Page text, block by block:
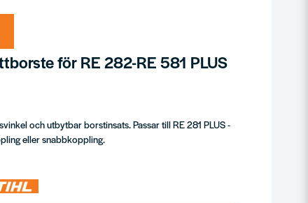
för RE 282-RE 581 PLUS
och utbytbar borstinsats. Passar till RE 281 PLUS -
eller snabbkoppling.